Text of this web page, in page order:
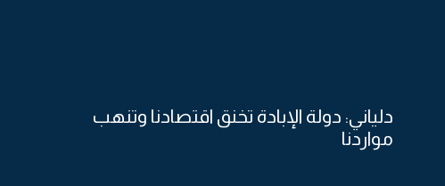
دلياني: دولة الإبادة تخنق اقتصادنا وتنهب
مواردنا